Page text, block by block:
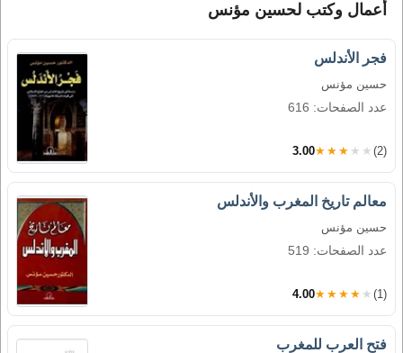
أعمال وكتب لحسين مؤنس
فجر الأندلس
حسين مؤنس
عدد الصفحات: 616
3.00★★★★★ (2)
معالم تاريخ المغرب والأندلس
حسين مؤنس
عدد الصفحات: 519
4.00★★★★★ (1)
فتح العرب للمغرب